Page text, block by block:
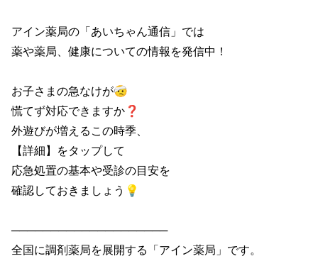
アイン薬局の「あいちゃん通信」では
薬や薬局、健康についての情報を発信中！
お子さまの急なけが🤕
慌てず対応できますか❓
外遊びが増えるこの時季、
【詳細】をタップして
応急処置の基本や受診の目安を
確認しておきましょう💡
────────────────────
全国に調剤薬局を展開する「アイン薬局」です。